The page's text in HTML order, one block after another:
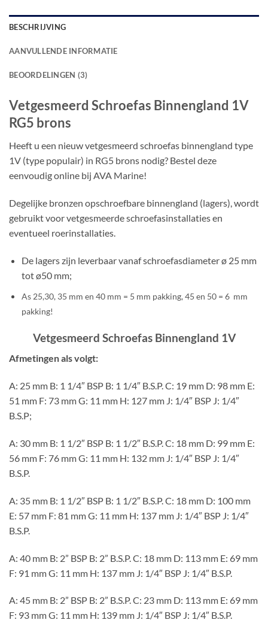
BESCHRIJVING
AANVULLENDE INFORMATIE
BEOORDELINGEN (3)
Vetgesmeerd Schroefas Binnengland 1V
RG5 brons
Heeft u een nieuw vetgesmeerd schroefas binnengland type
1V (type populair) in RG5 brons nodig? Bestel deze
eenvoudig online bij AVA Marine!
Degelijke bronzen opschroefbare binnengland (lagers), wordt
gebruikt voor vetgesmeerde schroefasinstallaties en
eventueel roerinstallaties.
De lagers zijn leverbaar vanaf schroefasdiameter ø 25 mm
tot ø50 mm;
As 25,30, 35 mm en 40 mm = 5 mm pakking, 45 en 50 = 6 mm
pakking!
Vetgesmeerd Schroefas Binnengland 1V
Afmetingen als volgt:
A: 25 mm B: 1 1/4″ BSP B: 1 1/4″ B.S.P. C: 19 mm D: 98 mm E:
51 mm F: 73 mm G: 11 mm H: 127 mm J: 1/4″ BSP J: 1/4″
B.S.P;
A: 30 mm B: 1 1/2″ BSP B: 1 1/2″ B.S.P. C: 18 mm D: 99 mm E:
56 mm F: 76 mm G: 11 mm H: 132 mm J: 1/4″ BSP J: 1/4″
B.S.P.
A: 35 mm B: 1 1/2″ BSP B: 1 1/2″ B.S.P. C: 18 mm D: 100 mm
E: 57 mm F: 81 mm G: 11 mm H: 137 mm J: 1/4″ BSP J: 1/4″
B.S.P.
A: 40 mm B: 2” BSP B: 2” B.S.P. C: 18 mm D: 113 mm E: 69 mm
F: 91 mm G: 11 mm H: 137 mm J: 1/4″ BSP J: 1/4″ B.S.P.
A: 45 mm B: 2” BSP B: 2” B.S.P. C: 23 mm D: 113 mm E: 69 mm
F: 93 mm G: 11 mm H: 139 mm J: 1/4″ BSP J: 1/4″ B.S.P.